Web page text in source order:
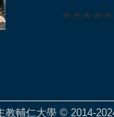
教輔仁大學 © 2014-